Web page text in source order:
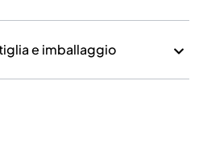
e imballaggio